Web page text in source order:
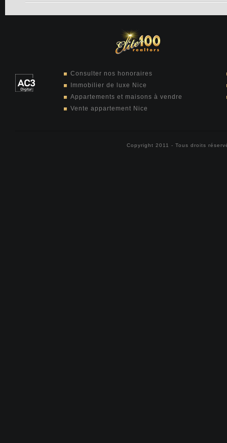
Consulter nos honoraires
Immobilier de luxe Nice
Appartements et maisons à vendre
Vente appartement Nice
Copyright 2011 - Tous droits